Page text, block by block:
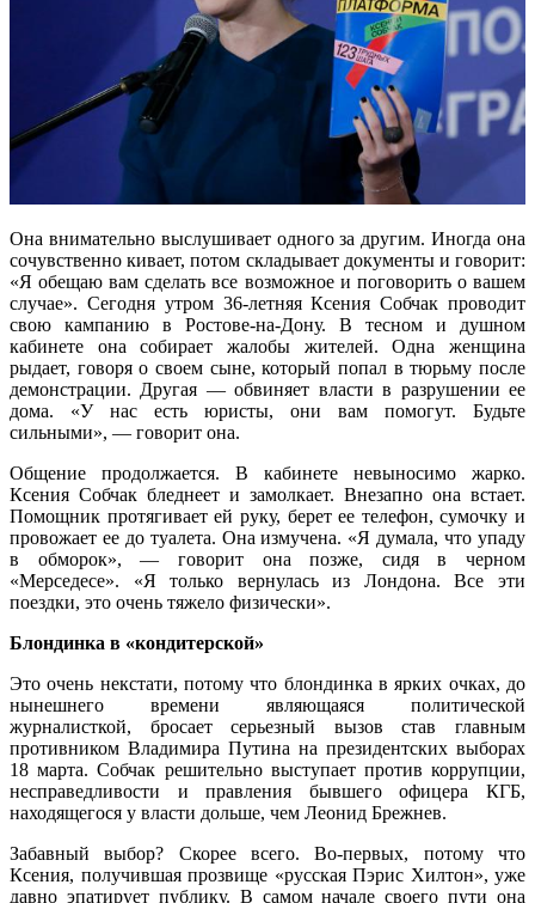
Она внимательно выслушивает одного за другим. Иногда она
сочувственно кивает, потом складывает документы и говорит:
«Я обещаю вам сделать все возможное и поговорить о вашем
случае». Сегодня утром 36-летняя Ксения Собчак проводит
свою кампанию в Ростове-на-Дону. В тесном и душном
кабинете она собирает жалобы жителей. Одна женщина
рыдает, говоря о своем сыне, который попал в тюрьму после
демонстрации. Другая — обвиняет власти в разрушении ее
дома. «У нас есть юристы, они вам помогут. Будьте
сильными», — говорит она.
Общение продолжается. В кабинете невыносимо жарко.
Ксения Собчак бледнеет и замолкает. Внезапно она встает.
Помощник протягивает ей руку, берет ее телефон, сумочку и
провожает ее до туалета. Она измучена. «Я думала, что упаду
в обморок», — говорит она позже, сидя в черном
«Мерседесе». «Я только вернулась из Лондона. Все эти
поездки, это очень тяжело физически».
Блондинка в «кондитерской»
Это очень некстати, потому что блондинка в ярких очках, до
нынешнего времени являющаяся политической
журналисткой, бросает серьезный вызов став главным
противником Владимира Путина на президентских выборах
18 марта. Собчак решительно выступает против коррупции,
несправедливости и правления бывшего офицера КГБ,
находящегося у власти дольше, чем Леонид Брежнев.
Забавный выбор? Скорее всего. Во-первых, потому что
Ксения, получившая прозвище «русская Пэрис Хилтон», уже
давно эпатирует публику. В самом начале своего пути она